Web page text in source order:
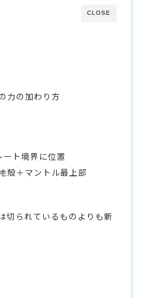
CLOSE
力の加わり方
ート境界に位置
殻＋マントル最上部
切られているものよりも新